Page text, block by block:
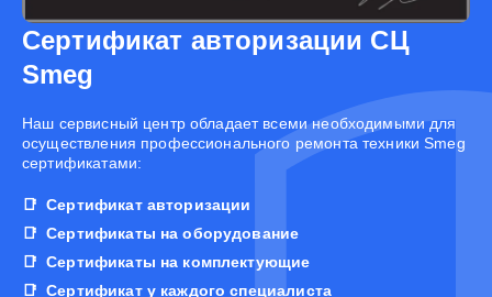
Сертификат авторизации СЦ
Smeg
Наш сервисный центр обладает всеми необходимыми для
осуществления профессионального ремонта техники Smeg
сертификатами:
Сертификат авторизации
Сертификаты на оборудование
Сертификаты на комплектующие
Сертификат у каждого специалиста